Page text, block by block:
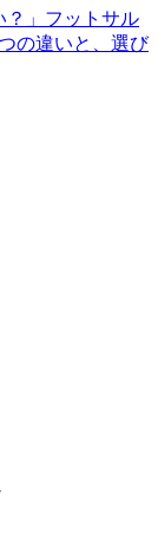
？」フットサル
の違いと、選び